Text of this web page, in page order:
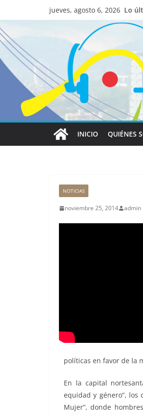
jueves, agosto 6, 2026 Lo
INICIO QUIÉNES
NOTICIAS
noviembre 25, 2014 admin
políticas en favor de la
En la capital
equidad y género”, los
Mujer”, donde